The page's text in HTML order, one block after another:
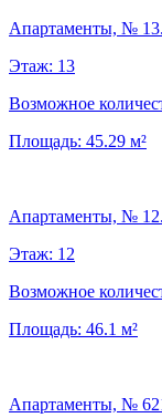
Апартаменты, №
Этаж: 13
Возможное
Площадь: 45.29 м²
Апартаменты, №
Этаж: 12
Возможное
Площадь: 46.1 м²
Апартаменты, №